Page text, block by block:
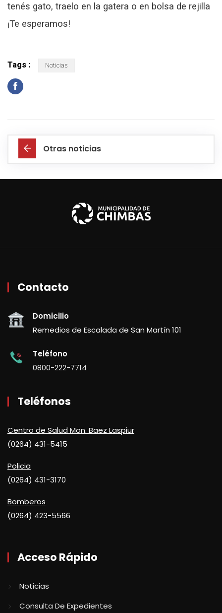
tenés gato, traelo en la gatera o en bolsa de rejilla
¡Te esperamos!
Tags : Noticias
Otras noticias
Contacto
Domicilio
Remedios de Escalada de San Martín 101
Teléfono
0800-222-7714
Teléfonos
Centro de Salud Mon. Baez Laspiur
(0264) 431-5415
Policia
(0264) 431-3170
Bomberos
(0264) 423-5566
Acceso Rápido
Noticias
Consulta De Expedientes